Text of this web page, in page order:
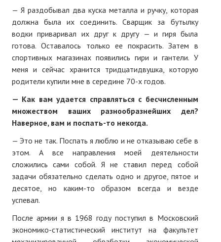
КОНТАКТЫ
ТЕКУЩИЙ №
— Я раздобывал два куска металла и ручку, которая
должна была их соединить. Сварщик за бутылку
водки приваривал их друг к другу — и гиря была
готова. Оставалось только ее покрасить. Затем в
спортивных магазинах появились гири и гантели. У
меня и сейчас хранится тридцатидвушка, которую
родители купили мне в середине 70-х годов.
— Как вам удается справляться с бесчисленным
множеством ваших разнообразнейших дел?
Наверное, вам и поспать-то некогда.
— Это не так. Поспать я люблю и не отказываю себе в
этом. А все направления моей деятельности
сложились сами собой. Я не ставил перед собой
задачи обязательно сделать одно и другое, пятое и
десятое, но каким-то образом всегда и везде
успевал.
После армии я в 1968 году поступил в Московский
экономико-статистический институт на факультет